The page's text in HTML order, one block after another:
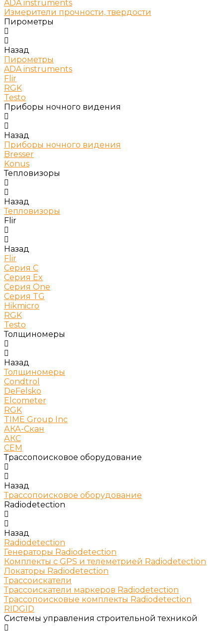
ADA instruments
Измерители прочности, твердости
Пирометры
Назад
Пирометры
ADA instruments
Flir
RGK
Testo
Приборы ночного видения
Назад
Приборы ночного видения
Bresser
Konus
Тепловизоры
Назад
Тепловизоры
Flir
Назад
Flir
Серия C
Серия Ex
Серия One
Серия TG
Hikmicro
RGK
Testo
Толщиномеры
Назад
Толщиномеры
Condtrol
DeFelsko
Elcometer
RGK
TIME Group Inc
АКА-Скан
АКС
СЕМ
Трассопоисковое оборудование
Назад
Трассопоисковое оборудование
Radiodetection
Назад
Radiodetection
Генераторы Radiodetection
Комплекты с GPS и телеметрией Radiodetection
Локаторы Radiodetection
Трассоискатели
Трассоискатели маркеров Radiodetection
Трассопоисковые комплекты Radiodetection
RIDGID
Системы управления строительной техникой